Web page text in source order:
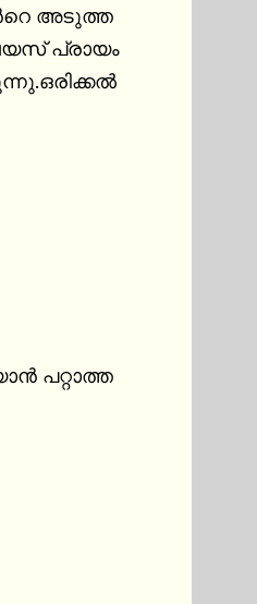
അടുത്ത
പ്രായം
പറ്റാത്ത